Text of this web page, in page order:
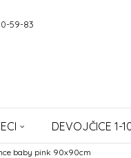
59-83
DEVOJČICE 1-
baby pink 90x90cm